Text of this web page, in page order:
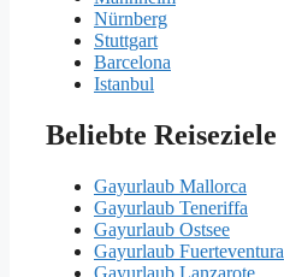
Nürnberg
Stuttgart
Barcelona
Istanbul
Beliebte Reiseziele
Gayurlaub Mallorca
Gayurlaub Teneriffa
Gayurlaub Ostsee
Gayurlaub Fuerteventura
Gayurlaub Lanzarote